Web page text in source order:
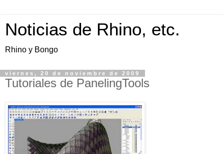
Noticias de Rhino, etc.
Rhino y Bongo
viernes, 20 de noviembre de 2009
Tutoriales de PanelingTools